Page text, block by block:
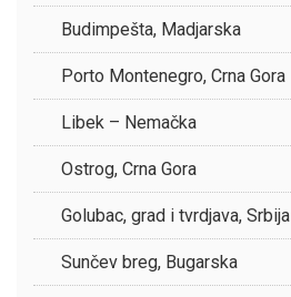
Budimpešta, Madjarska
Porto Montenegro, Crna Gora
Libek – Nemačka
Ostrog, Crna Gora
Golubac, grad i tvrdjava, Srbija
Sunčev breg, Bugarska